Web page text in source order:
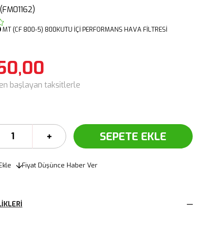
(FM01162)
MT (CF 800-5) 800KUTU İÇİ PERFORMANS HAVA FİLTRESİ
başlayan taksitlerle
Fiyat Düşünce Haber Ver